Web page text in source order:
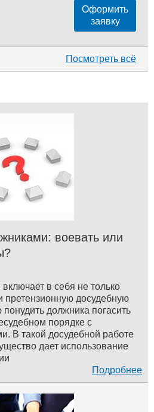
Оформить
заявку
Посмотреть всё
воевать или
в себя не только
претензионную досудебную
должника погасить
порядке с
В такой досудебной работе
дает использование
Подробнее